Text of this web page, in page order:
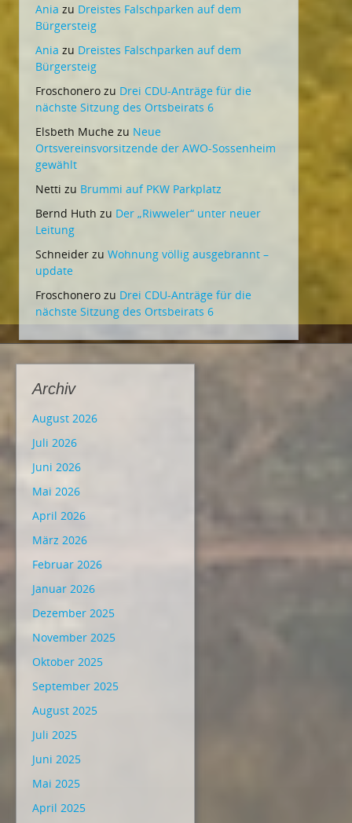
Ania zu Dreistes Falschparken auf dem
Bürgersteig
Ania zu Dreistes Falschparken auf dem
Bürgersteig
Froschonero zu Drei CDU-Anträge für die
nächste Sitzung des Ortsbeirats 6
Elsbeth Muche zu Neue
Ortsvereinsvorsitzende der AWO-Sossenheim
gewählt
Netti zu Brummi auf PKW Parkplatz
Bernd Huth zu Der „Riwweler“ unter neuer
Leitung
Schneider zu Wohnung völlig ausgebrannt –
update
Froschonero zu Drei CDU-Anträge für die
nächste Sitzung des Ortsbeirats 6
Archiv
August 2026
Juli 2026
Juni 2026
Mai 2026
April 2026
März 2026
Februar 2026
Januar 2026
Dezember 2025
November 2025
Oktober 2025
September 2025
August 2025
Juli 2025
Juni 2025
Mai 2025
April 2025